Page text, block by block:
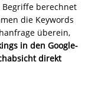
berechnet
die Keywords
überein,
in den Google-
direkt